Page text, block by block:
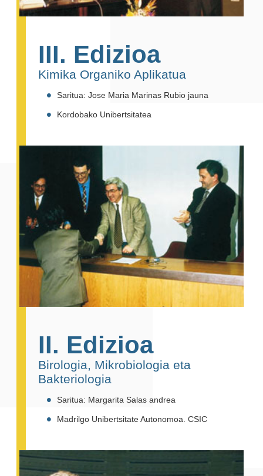
III. Edizioa
Kimika Organiko Aplikatua
Saritua: Jose Maria Marinas Rubio jauna
Kordobako Unibertsitatea
II. Edizioa
Birologia, Mikrobiologia eta
Bakteriologia
Saritua: Margarita Salas andrea
Madrilgo Unibertsitate Autonomoa. CSIC